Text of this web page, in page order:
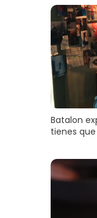
Batalon
tienes